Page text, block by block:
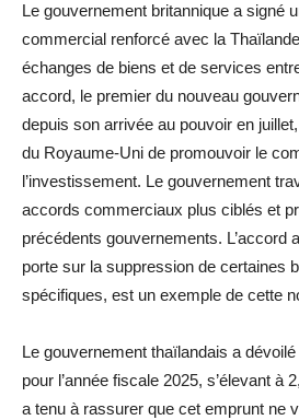
Le gouvernement britannique a signé
commercial renforcé avec la
échanges de biens et de services
accord, le premier du nouveau
depuis son arrivée au pouvoir en
du Royaume-Uni de promouvoir le
l’investissement. Le gouvernement
accords commerciaux plus ciblés et
précédents gouvernements. L’accord
porte sur la suppression de certaines
spécifiques, est un exemple de cette
Le gouvernement thaïlandais a dévoilé
pour l’année fiscale 2025, s’élevant à
a tenu à rassurer que cet emprunt ne